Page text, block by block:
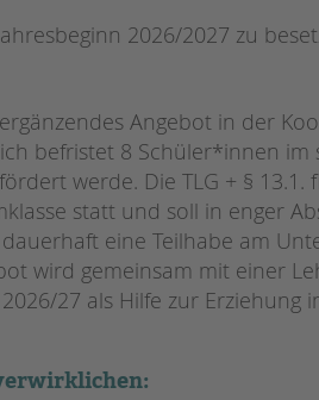
STADTTEILARBEIT2026/2027 zu
Angebot in der
befristet 8 Schüler*innen im
werde. Die TLG + § 13.1.
statt und soll in enger
eine Teilhabe am
wird gemeinsam mit einer
27 als Hilfe zur Erziehung